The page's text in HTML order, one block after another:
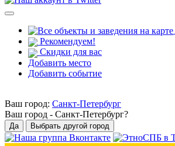
Рекомендуем!
Скидки для вас
Добавить место
Добавить событие
Ваш город: Санкт-Петербург
Ваш город - Санкт-Петербург?